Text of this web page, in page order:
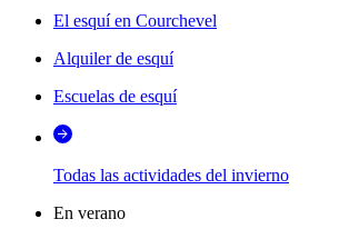
El esquí en Courchevel
Alquiler de esquí
Escuelas de esquí
Todas las actividades del invierno
En verano